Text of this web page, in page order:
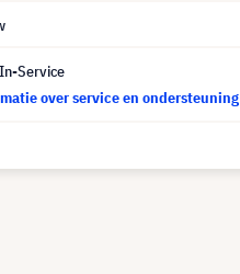
Service
over service en ondersteuning